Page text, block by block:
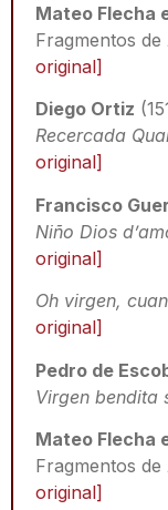
Mateo Flecha
Fragmentos de
original]
Diego Ortiz
Recercada
original]
Francisco
Niño Dios
original]
Oh virgen,
original]
Pedro de
Virgen bendita
Mateo Flecha
Fragmentos de
original]